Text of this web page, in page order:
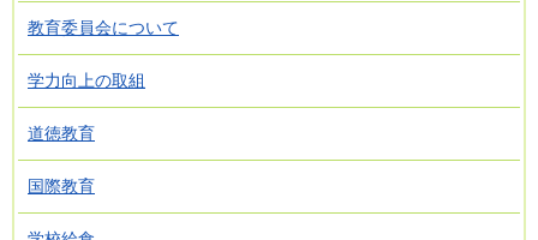
教育委員会について
学力向上の取組
道徳教育
国際教育